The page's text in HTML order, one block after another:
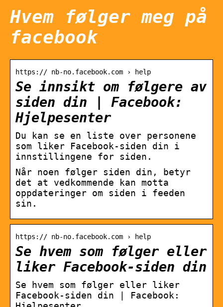
Hvem følger meg på
facebook
https:// nb-no.facebook.com › help
Se innsikt om følgere av
siden din | Facebook:
Hjelpesenter
Du kan se en liste over personene
som liker Facebook-siden din i
innstillingene for siden.
Når noen følger siden din, betyr
det at vedkommende kan motta
oppdateringer om siden i feeden
sin.
https:// nb-no.facebook.com › help
Se hvem som følger eller
liker Facebook-siden din
Se hvem som følger eller liker
Facebook-siden din | Facebook: